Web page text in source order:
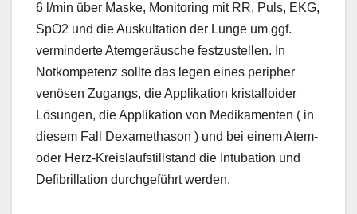
6 l/min über Maske, Monitoring mit RR, Puls, EKG,
SpO2 und die Auskultation der Lunge um ggf.
verminderte Atemgeräusche festzustellen. In
Notkompetenz sollte das legen eines peripher
venösen Zugangs, die Applikation kristalloider
Lösungen, die Applikation von Medikamenten ( in
diesem Fall Dexamethason ) und bei einem Atem-
oder Herz-Kreislaufstillstand die Intubation und
Defibrillation durchgeführt werden.